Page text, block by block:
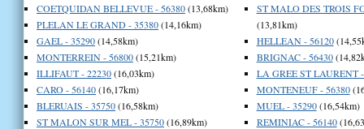
COETQUIDAN BELLEVUE - 56380(13,68km)
PLELAN LE GRAND - 35380(14,16km)
GAEL - 35290(14,58km)
MONTERREIN - 56800(15,21km)
ILLIFAUT - 22230(16,03km)
CARO - 56140(16,17km)
BLERUAIS - 35750(16,58km)
ST MALON SUR MEL - 35750(16,89km)
ST MALO DES TROIS
(13,81km)
HELLEAN - 56120
BRIGNAC - 56430
LA GREE ST LAURENT
MONTENEUF - 56380
MUEL - 35290(16,54km)
REMINIAC - 56140